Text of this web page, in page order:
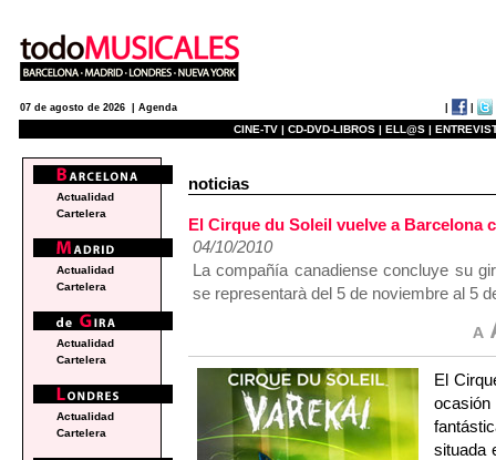
07 de agosto de 2026 | Agenda
CINE-TV | CD-DVD-LIBROS | ELL@S |
noticias
El Cirque du Soleil vuelve a Barcelona
04/10/2010
La compañía canadiense concluye su
se representarà del 5 de noviembre al 5
El
ocasión
situada
Actualidad
Cartelera
Actualidad
Cartelera
Actualidad
Cartelera
Actualidad
Cartelera